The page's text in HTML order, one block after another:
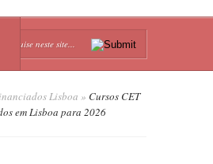
Lisboa » Cursos CET
em Lisboa para 2026